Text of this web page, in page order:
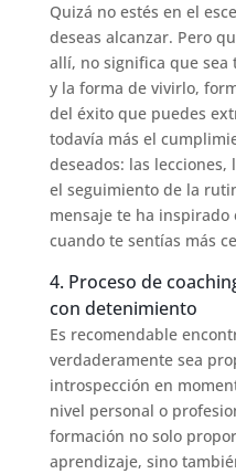
Quizá no estés en el
deseas alcanzar. Pero
allí, no significa que sea
y la forma de vivirlo,
del éxito que puedes
todavía más el
deseados: las
el seguimiento de la
mensaje te ha
cuando te sentías más
4. Proceso de
con detenimiento
Es recomendable
verdaderamente sea
introspección en
nivel personal o
formación no solo
aprendizaje, sino